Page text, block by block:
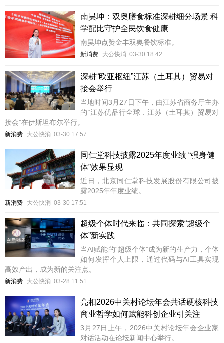
南昊坤：双奥膳食标准深耕细分场景 科
学配比守护全民饮食健康
南昊坤点赞金丰双奥餐饮标准。
新消费 大公快消 03-30 18:42
深耕“欧亚枢纽”江苏（土耳其）贸易对
接会举行
当地时间3月27日下午，由江苏省商务厅主办
的“江苏优品行全球．江苏（土耳其）贸易对
接会”在伊斯坦布尔举行。
新消费 大公快消 03-30 17:57
同仁堂科技披露2025年度业绩 “强身健
体”效果显现
近日，北京同仁堂科技发展股份有限公司披
露2025年年度业绩。
新消费 大公快消 03-30 17:51
超级个体时代来临：共同探索“超级个
体”新实践
当AI赋能的“超级个体”成为新的生产力，个体
如何发挥个人上限，通过代码与AI工具实现
高效产出，成为新的关注点。
新消费 大公快消 03-28 11:51
亮相2026中关村论坛年会共话硬核科技
商业哲学如何赋能科创企业引关注
3月27日上午，2026中关村论坛年会企业家
对话活动在论坛新闻中心举行。